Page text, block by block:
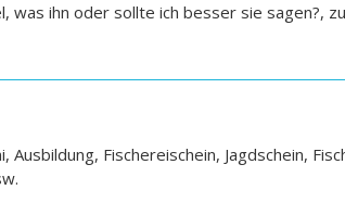
was ihn oder sollte ich besser sie sagen?,
Fischereischein, Jagdschein,